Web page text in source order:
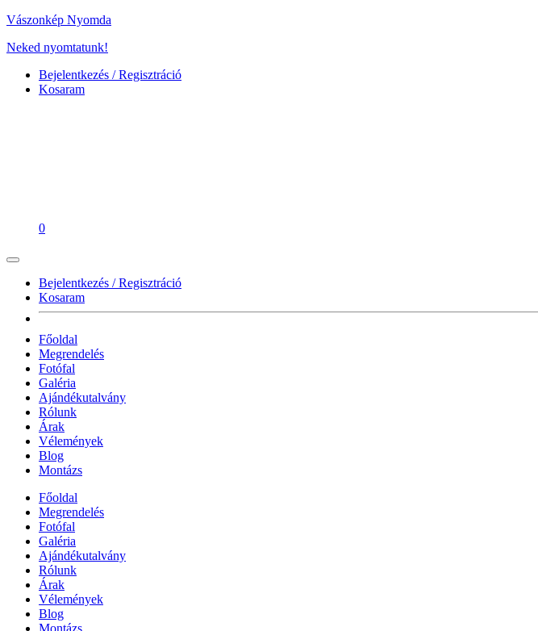
Vászonkép Nyomda
Neked nyomtatunk!
Bejelentkezés / Regisztráció
Kosaram
0
Bejelentkezés / Regisztráció
Kosaram
Főoldal
Megrendelés
Fotófal
Galéria
Ajándékutalvány
Rólunk
Árak
Vélemények
Blog
Montázs
Főoldal
Megrendelés
Fotófal
Galéria
Ajándékutalvány
Rólunk
Árak
Vélemények
Blog
Montázs